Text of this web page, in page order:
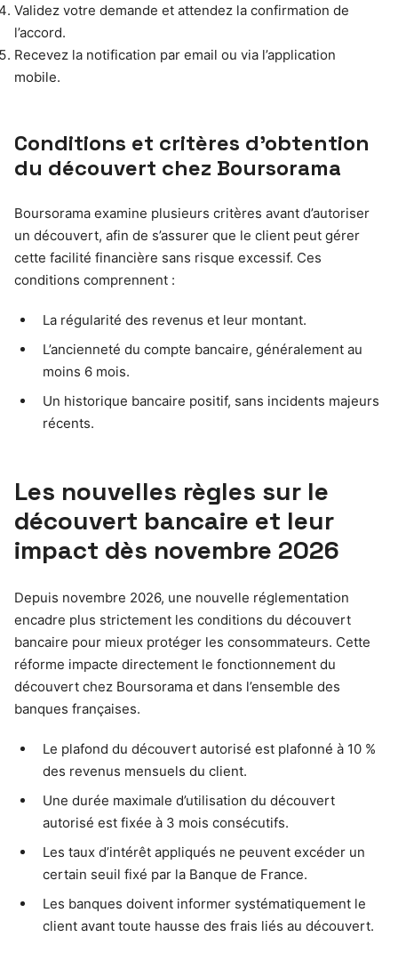
Validez votre demande et attendez la confirmation de
l’accord.
Recevez la notification par email ou via l’application
mobile.
Conditions et critères d’obtention
du découvert chez Boursorama
Boursorama examine plusieurs critères avant d’autoriser
un découvert, afin de s’assurer que le client peut gérer
cette facilité financière sans risque excessif. Ces
conditions comprennent :
La régularité des revenus et leur montant.
L’ancienneté du compte bancaire, généralement au
moins 6 mois.
Un historique bancaire positif, sans incidents majeurs
récents.
Les nouvelles règles sur le
découvert bancaire et leur
impact dès novembre 2026
Depuis novembre 2026, une nouvelle réglementation
encadre plus strictement les conditions du découvert
bancaire pour mieux protéger les consommateurs. Cette
réforme impacte directement le fonctionnement du
découvert chez Boursorama et dans l’ensemble des
banques françaises.
Le plafond du découvert autorisé est plafonné à 10 %
des revenus mensuels du client.
Une durée maximale d’utilisation du découvert
autorisé est fixée à 3 mois consécutifs.
Les taux d’intérêt appliqués ne peuvent excéder un
certain seuil fixé par la Banque de France.
Les banques doivent informer systématiquement le
client avant toute hausse des frais liés au découvert.